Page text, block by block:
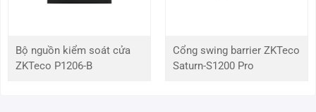
bật/tắt đèn
Số đèn
chiếu sáng
2*Đèn LED ánh sáng trắng
Bộ nguồn kiểm soát cửa
ZKTeco P1206-B
Cổng swing barrier ZKTeco
Saturn-S1200 Pro